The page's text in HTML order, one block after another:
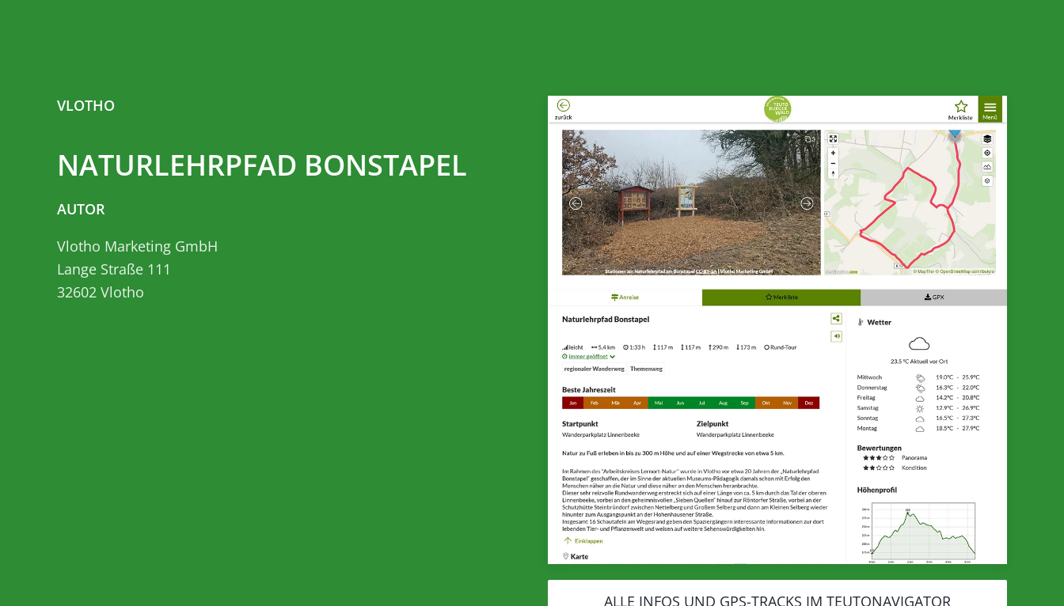
VLOTHO
NATURLEHRPFAD BONSTAPEL
AUTOR
Vlotho Marketing GmbH
Lange Straße 111
32602 Vlotho
ALLE INFOS UND GPS-TRACKS IM TEUTONAVIGATOR